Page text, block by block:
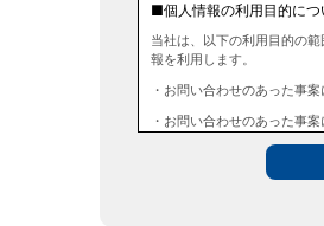
■個人情報の利用目的につ
当社は、以下の利用目的の
報を利用します。
・お問い合わせのあった事
・お問い合わせのあった事